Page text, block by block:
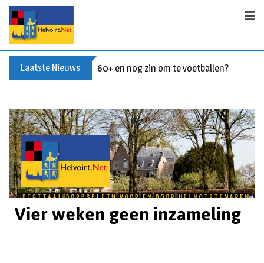
Laatste Nieuws 60+ en nog zin om te voetballen? Kom
Vier weken geen inzameling